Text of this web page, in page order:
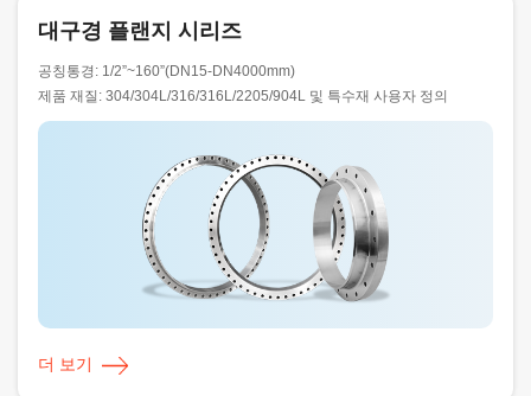
대구경 플랜지 시리즈
공칭통경: 1/2”~160”(DN15-DN4000mm)
제품 재질: 304/304L/316/316L/2205/904L 및 특수재 사용자 정의
더 보기